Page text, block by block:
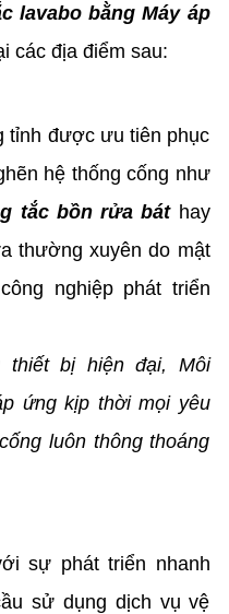
lavabo bằng Máy áp
các địa điểm sau:
tỉnh được ưu tiên phục
hệ thống cống như
tắc bồn rửa báthay
thường xuyên do mật
nghiệp phát triển
thiết bị hiện đại, Môi
ứng kịp thời mọi yêu
luôn thông thoáng
sự phát triển nhanh
sử dụng dịch vụ vệ